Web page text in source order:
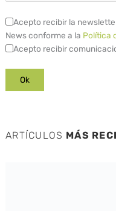
Acepto recibir la
News conforme a la Política
Acepto recibir
ARTÍCULOS MÁS